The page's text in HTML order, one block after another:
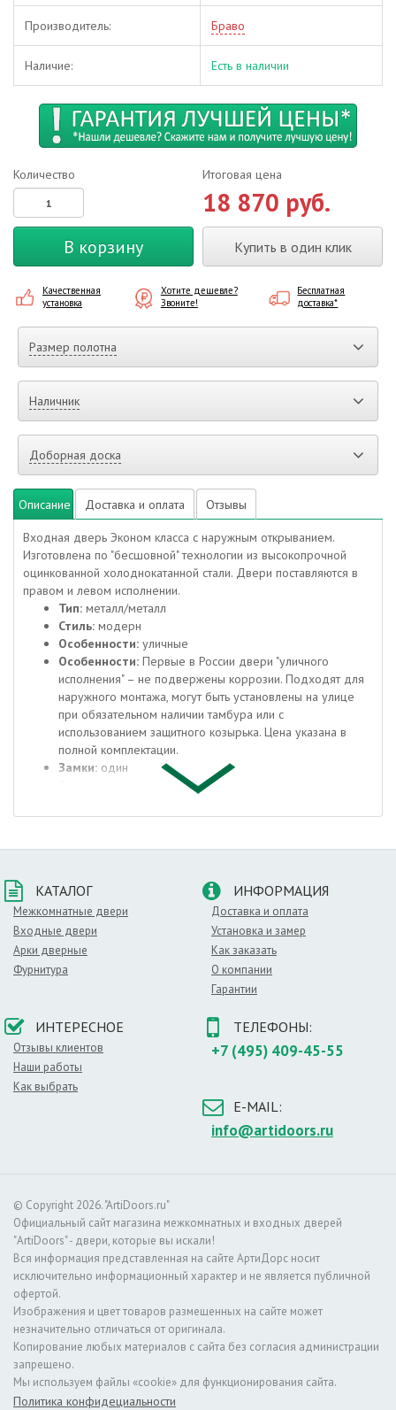
Производитель: Браво
Наличие: Есть в наличии
Количество Итоговая цена
18 870 руб.
В корзину Купить в один клик
Качественная
установка
Хотите дешевле?
Звоните!
Бесплатная
доставка*
Размер полотна
Наличник
Доборная доска
Описание Доставка и оплата Отзывы
Входная дверь Эконом класса с наружным открыванием.
Изготовлена по "бесшовной" технологии из высокопрочной
оцинкованной холоднокатанной стали. Двери поставляются в
правом и левом исполнении.
Тип: металл/металл
Стиль: модерн
Особенности: уличные
Особенности: Первые в России двери "уличного
исполнения" – не подвержены коррозии. Подходят для
наружного монтажа, могут быть установлены на улице
при обязательном наличии тамбура или с
использованием защитного козырька. Цена указана в
полной комплектации.
Замки: один
Металл с декоративным тиснением.
Отделка внутри:Металл с декоративным тиснением.
Толщина стали полотна/коробки, мм:0,8/0,8
Толщина стали короба, мм:1,4
Ширина наличника, мм:
47
Открывание:
Уплотнение:
Один контур уплотнения, уплотнитель из
термоэластопласта специальной трубчатой формы -
герметизирует зазор между полотном и рамой,
защищает от продувания, попадания запахов в
помещение и т.п. (не рвётся, не подвержен влиянию
перепадов температур, долговечен: срок службы ТЭП -
более 25 лет)
Утепление полотна:
Дополнительную защиту обеспечивают
противосъемные штыри (2 шт), усиливающий стальной
профиль толщиной 2 мм в петлевой и замочной зонах,
Размер проема в свету, см:
Масса брутто, кг: 46,34
Модель:Door Out 101
Цвет:Антик Медь/Антик Медь
КАТАЛОГ
Межкомнатные двери
Входные двери
Арки дверные
Фурнитура
ИНФОРМАЦИЯ
Доставка и оплата
Установка и замер
Как заказать
О компании
Гарантии
ИНТЕРЕСНОЕ
Отзывы клиентов
Наши работы
Как выбрать
ТЕЛЕФОНЫ:
+7 (495) 409-45-55
E-MAIL:
info@artidoors.ru
© Copyright 2026. "ArtiDoors.ru"
Официальный сайт магазина межкомнатных и входных дверей
"ArtiDoors" - двери, которые вы искали!
Вся информация представленная на сайте АртиДорс носит
исключительно информационный характер и не является публичной
офертой.
Изображения и цвет товаров размещенных на сайте может
незначительно отличаться от оригинала.
Копирование любых материалов с сайта без согласия администрации
запрещено.
Мы используем файлы «cookie» для функционирования сайта.
Политика конфидециальности